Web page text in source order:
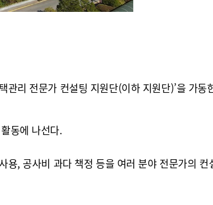
리 전문가 컨설팅 지원단(이하 지원단)’을 가동
동에 나선다.
, 공사비 과다 책정 등을 여러 분야 전문가의